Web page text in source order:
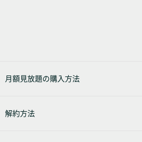
月額見放題の購入方法
解約方法